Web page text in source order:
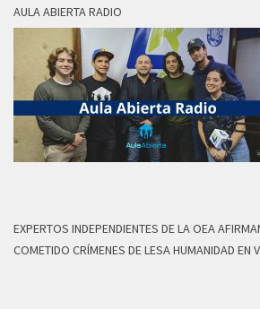
AULA ABIERTA RADIO
EXPERTOS INDEPENDIENTES DE LA OEA
COMETIDO CRÍMENES DE LESA HUMANIDAD EN